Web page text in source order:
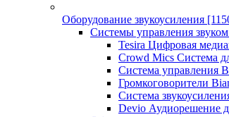
Оборудование звукоусиления
Системы управления
Tesira Цифровая
Crowd Mics Система
Система управления
Громкоговорители
Система
Devio Аудиорешение